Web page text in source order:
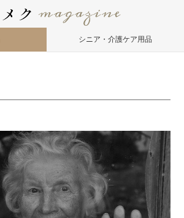
シニア・介護ケア用品